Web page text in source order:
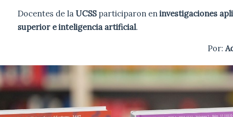
Docentes de laUCSSparticiparon eninvestigaciones
superior e inteligencia artificial.
Por: